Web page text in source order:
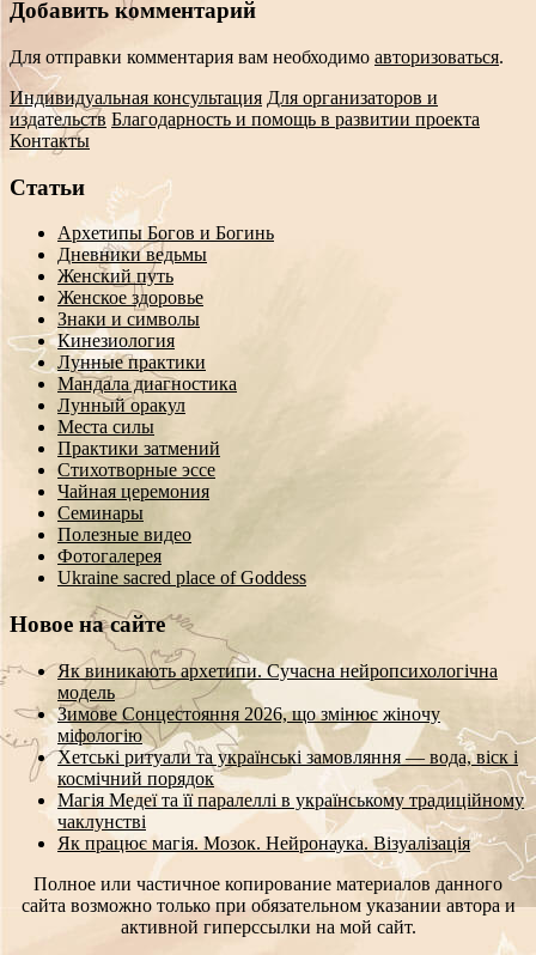
Добавить комментарий
Для отправки комментария вам необходимо авторизоваться.
Индивидуальная консультация Для организаторов и
издательств Благодарность и помощь в развитии проекта
Контакты
Статьи
Архетипы Богов и Богинь
Дневники ведьмы
Женский путь
Женское здоровье
Знаки и символы
Кинезиология
Лунные практики
Мандала диагностика
Лунный оракул
Места силы
Практики затмений
Стихотворные эссе
Чайная церемония
Семинары
Полезные видео
Фотогалерея
Ukraine sacred place of Goddess
Новое на сайте
Як виникають архетипи. Сучасна нейропсихологічна
модель
Зимове Сонцестояння 2026, що змінює жіночу
міфологію
Хетські ритуали та українські замовляння — вода, віск і
космічний порядок
Магія Медеї та її паралеллі в українському традиційному
чаклунстві
Як працює магія. Мозок. Нейронаука. Візуалізація
Полное или частичное копирование материалов данного
сайта возможно только при обязательном указании автора и
активной гиперссылки на мой сайт.